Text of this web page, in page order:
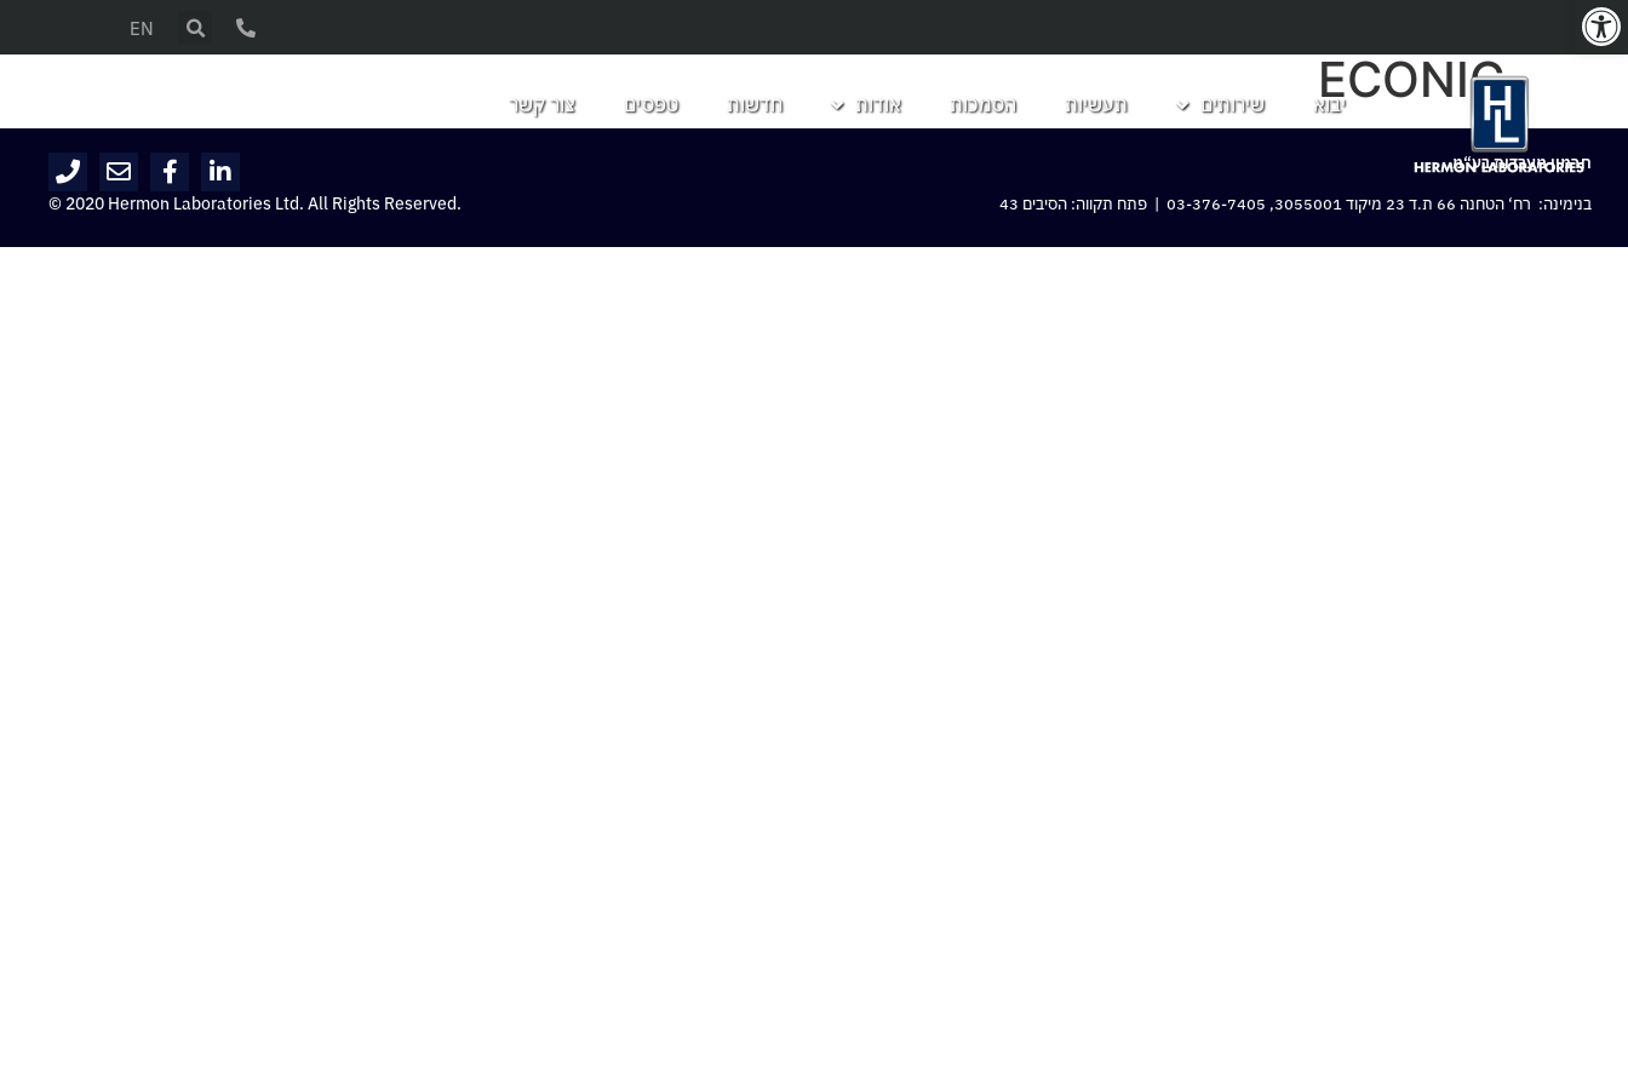
EN
יבוא שירותים תעשיות הסמכות אודות חדשות טפסים צור קשר ECONIC
חרמון מעבדות בע“מ
בנימינה: רח‘ הטחנה 66 ת.ד 23 מיקוד 3055001,
03-376-7405 | פתח תקווה: הסיבים 43 © 2020 Hermon Laboratories Ltd. All Rights Reserved.